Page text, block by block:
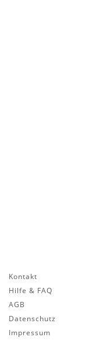
Kontakt
Hilfe & FAQ
AGB
Datenschutz
Impressum